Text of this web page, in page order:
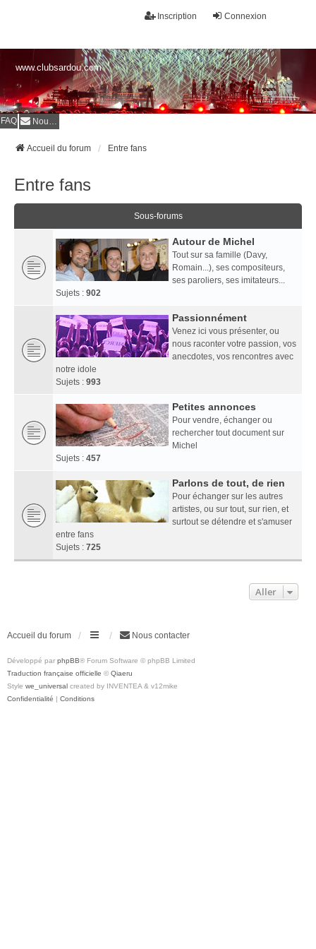
Connexion
Inscription
www.clubsardou.com
FAQ Nous contacter
Accueil du forum Entre fans
Entre fans
Sous-forums
Autour de Michel
Tout sur sa famille (Davy,
Romain...), ses compositeurs,
ses paroliers, ses imitateurs...
Sujets : 902
Passionnément
Venez ici vous présenter, ou
nous raconter votre passion, vos
anecdotes, vos rencontres avec
notre idole
Sujets : 993
Petites annonces
Pour vendre, échanger ou
rechercher tout document sur
Michel
Sujets : 457
Parlons de tout, de rien
Pour échanger sur les autres
artistes, ou sur tout, sur rien, et
surtout se détendre et s'amuser
entre fans
Sujets : 725
Aller
Accueil du forum Nous contacter
Développé par phpBB® Forum Software © phpBB Limited
Traduction française officielle © Qiaeru
Style we_universal created by INVENTEA & v12mike
Confidentialité | Conditions